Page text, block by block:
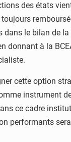
des états
le bilan de
à la
cette option
ce cadre
performants